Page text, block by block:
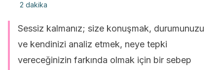
2 dakika
Sessiz kalmanız; size konuşmak, durumunuzu
ve kendinizi analiz etmek, neye tepki
vereceğinizin farkında olmak için bir sebep